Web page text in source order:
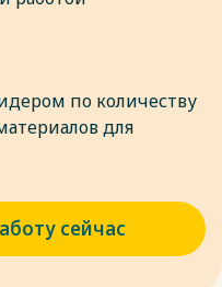
по количеству
для
сейчас